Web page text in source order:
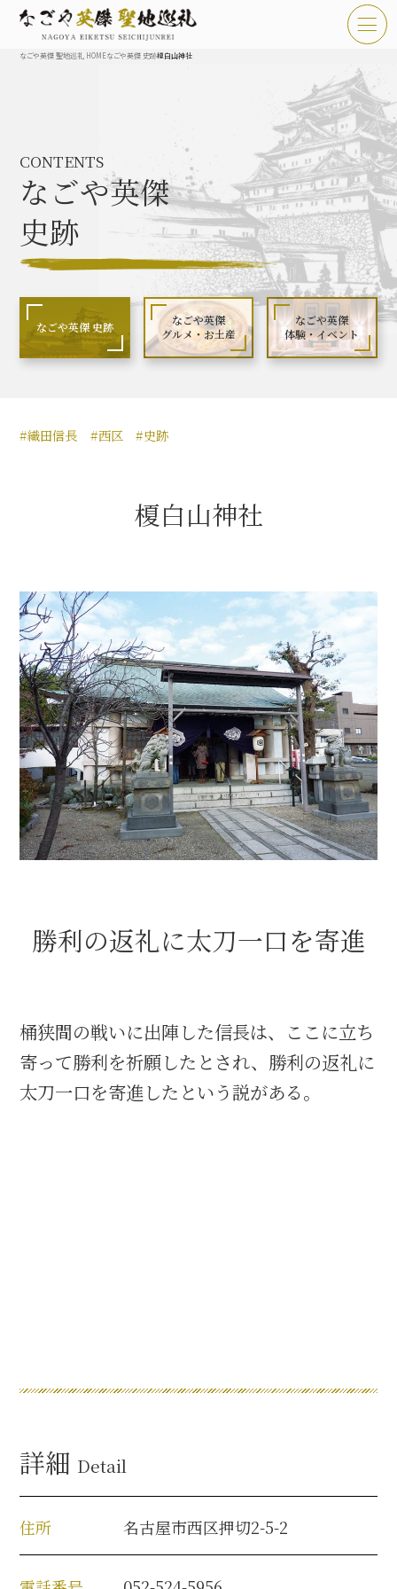
なごや英傑 聖地巡礼とは
なごや英傑 史跡 一覧
なごや英傑 グルメ・土産 一覧
なごや英傑 体験・イベント
秀長関連 史跡 一覧
名古屋＜秀長＞観光モデルコース
豊臣秀吉と名古屋の関係
秀吉関連 史跡 一覧
秀吉グルメ・土産 一覧
秀吉功路
織田信長と名古屋の関係
信長グルメ・土産一覧
徳川家康と名古屋の関係
犬千代ルート
加藤清正と名古屋の関係
清正関連 史跡 一覧
名古屋＜清正＞観光モデルコース
なごや英傑 聖地巡礼 HOMEなごや英傑 史跡榎白山神社
CONTENTS
なごや英傑
史跡
なごや英傑 史跡
なごや英傑
グルメ・お土産
なごや英傑
体験・イベント
#織田信長 #西区 #史跡
榎白山神社
勝利の返礼に太刀一口を寄進
桶狭間の戦いに出陣した信長は、ここに立ち
寄って勝利を祈願したとされ、勝利の返礼に
太刀一口を寄進したという説がある。
詳細 Detail
住所 名古屋市西区押切2-5-2